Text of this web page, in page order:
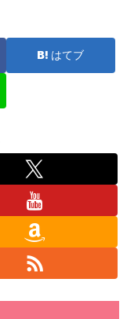
はてブ